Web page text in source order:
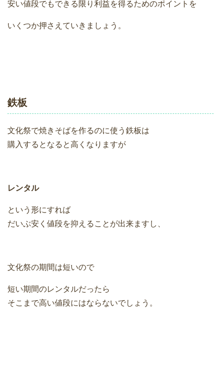
安い値段でもできる限り利益を得るためのポイントを
いくつか押さえていきましょう。
鉄板
文化祭で焼きそばを作るのに使う鉄板は
購入するとなると高くなりますが
レンタル
という形にすれば
だいぶ安く値段を抑えることが出来ますし、
文化祭の期間は短いので
短い期間のレンタルだったら
そこまで高い値段にはならないでしょう。